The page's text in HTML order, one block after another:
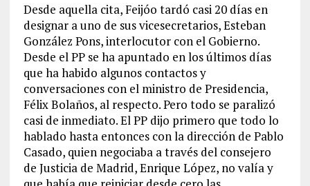
Desde aquella cita, Feijóo tardó casi 20 días en
designar a uno de sus vicesecretarios, Esteban
González Pons, interlocutor con el Gobierno.
Desde el PP se ha apuntado en los últimos días
que ha habido algunos contactos y
conversaciones con el ministro de Presidencia,
Félix Bolaños, al respecto. Pero todo se paralizó
casi de inmediato. El PP dijo primero que todo lo
hablado hasta entonces con la dirección de Pablo
Casado, quien negociaba a través del consejero
de Justicia de Madrid, Enrique López, no valía y